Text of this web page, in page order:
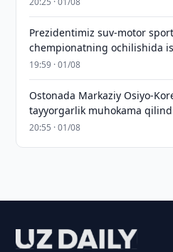
Prezidentimiz suv-motor
chempionatning ochilishida
19:59 · 01/08
Ostonada Markaziy Osiyo-
tayyorgarlik muhokama
20:55 · 01/08